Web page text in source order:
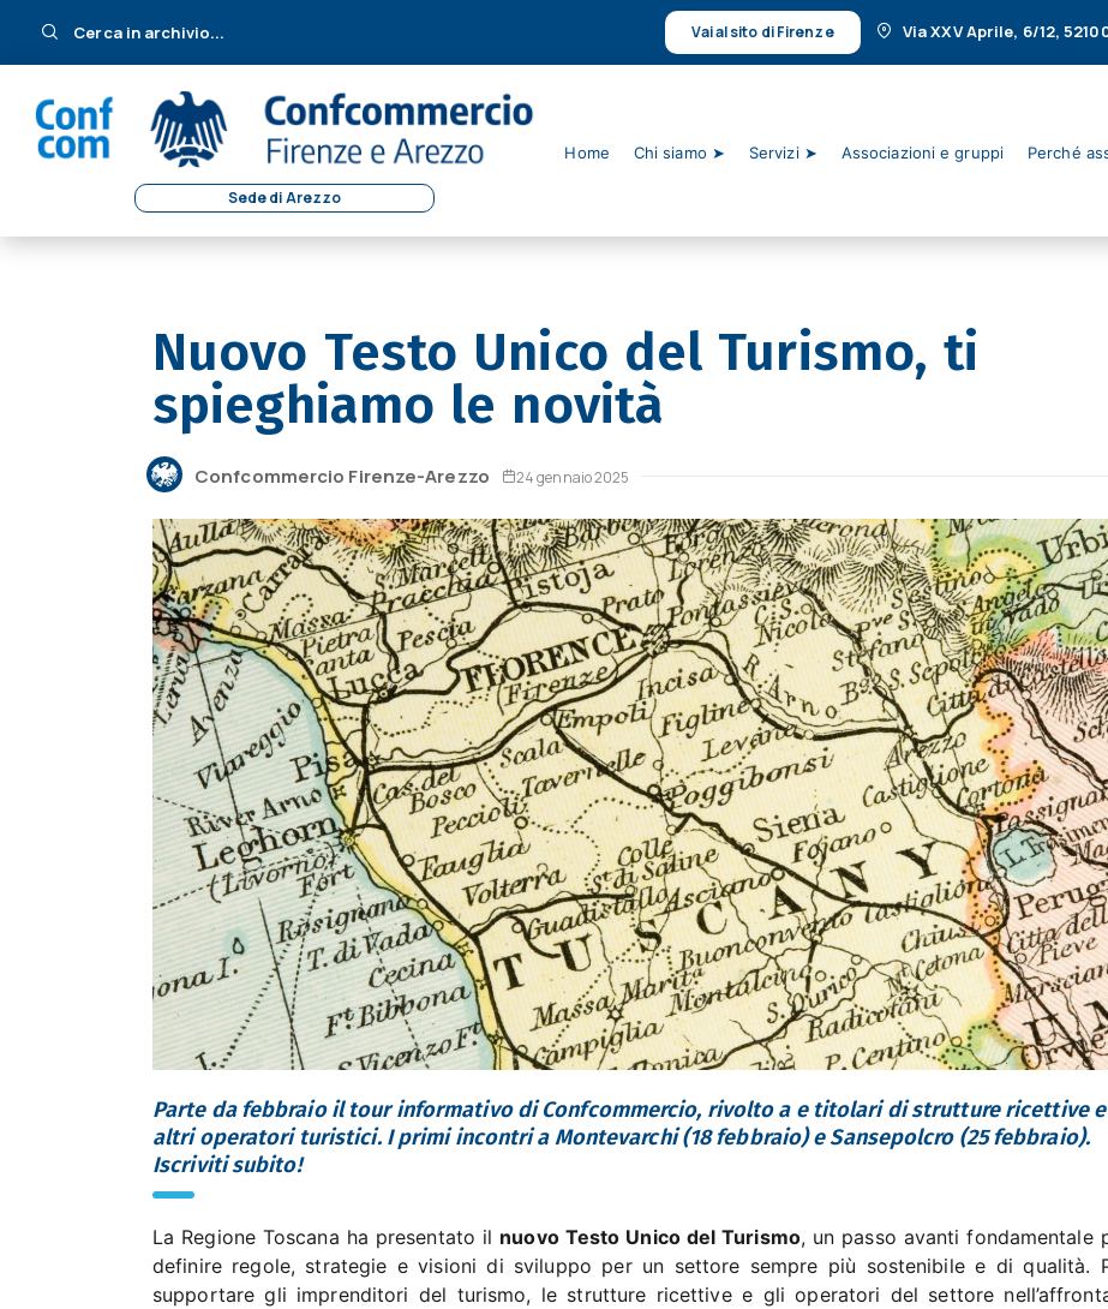
Cerca in archivio... Vai al sito di Firenze Via XXV Aprile, 6/12,
Sede di Arezzo
Home Chi siamo ➤ Servizi ➤ Associazioni e gruppi Perché
Nuovo Testo Unico del Turismo, ti
spieghiamo le novità
Confcommercio Firenze-Arezzo 24 gennaio 2025
Parte da febbraio il tour informativo di Confcommercio, rivolto a e titolari di strutture ricettive e
altri operatori turistici. I primi incontri a Montevarchi (18 febbraio) e Sansepolcro (25 febbraio).
Iscriviti subito!
La Regione Toscana ha presentato il nuovo Testo Unico del Turismo, un passo avanti fondamentale
definire regole, strategie e visioni di sviluppo per un settore sempre più sostenibile e di qualità.
supportare gli imprenditori del turismo, le strutture ricettive e gli operatori del settore